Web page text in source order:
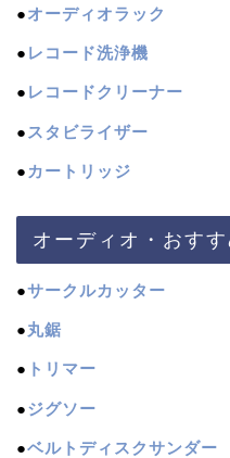
●オーディオラック
● レコード洗浄機
● レコードクリーナー
● スタビライザー
● カートリッジ
オーディオ・おす
●サークルカッター
●丸鋸
● トリマー
●ジグソー
●ベルトディスクサンダー